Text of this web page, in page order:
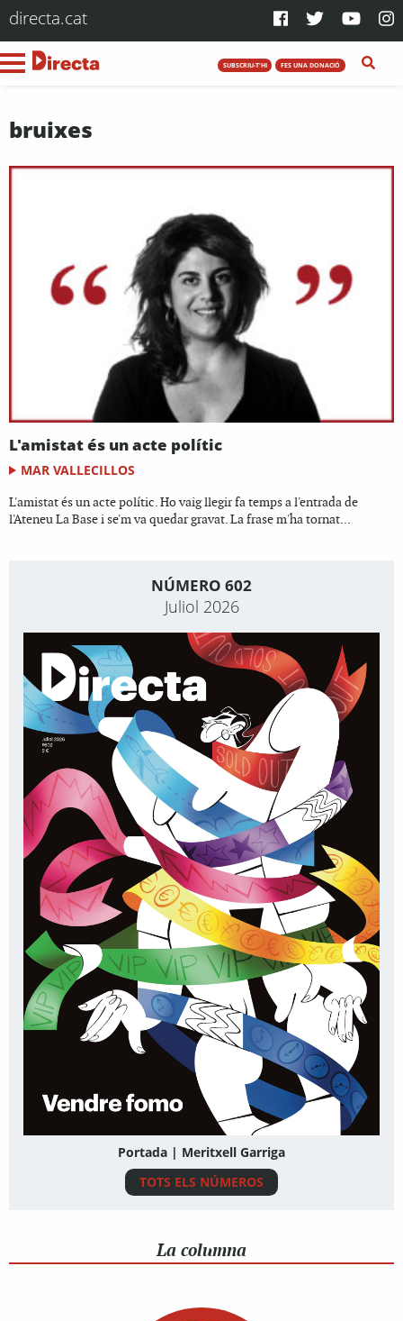
directa.cat
SUBSCRIU-T'HI FES UNA DONACIÓ
bruixes
L'amistat és un acte polític
MAR VALLECILLOS
L'amistat és un acte polític. Ho vaig llegir fa temps a l'entrada de
l'Ateneu La Base i se'm va quedar gravat. La frase m'ha tornat...
NÚMERO 602
Juliol 2026
Portada | Meritxell Garriga
TOTS ELS NÚMEROS
La columna